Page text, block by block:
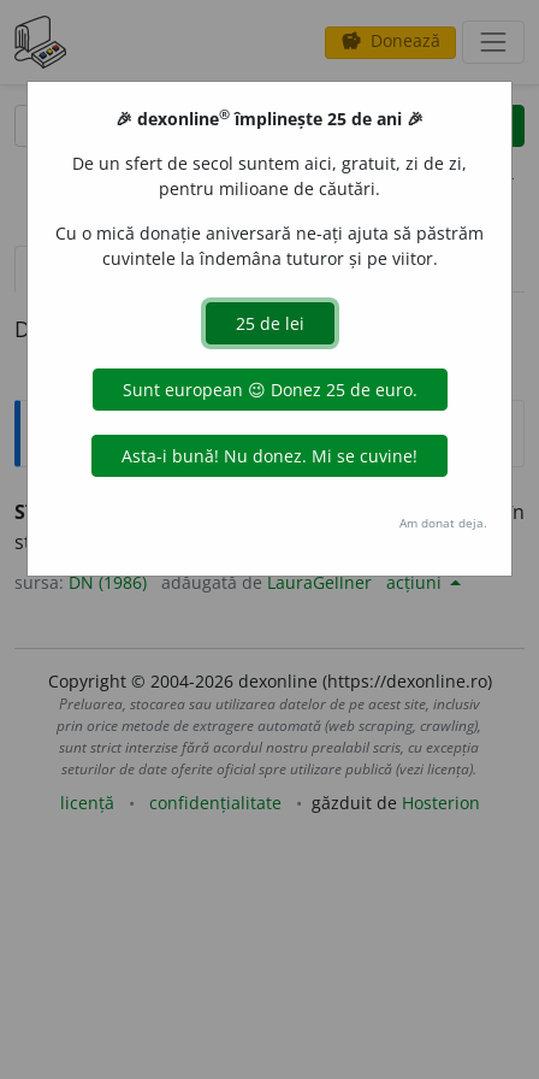
savings Donează
clear
opțiuni
definiții (1) pronunțievolume_up (17)
Definiția cu ID-ul 440065:
Explicative DEX
STOMATOL
Medic specialist în
stomatologie; dentist. [<
sursa:DN (1986) adăugată deLauraGellner acțiuni
Copyright © 2004-2026 dexonline (https://dexonline.ro)
Preluarea, stocarea sau utilizarea datelor de pe acest site, inclusiv
prin orice metode de extragere automată (web scraping, crawling),
sunt strict interzise fără acordul nostru prealabil scris, cu excepția
seturilor de date oferite oficial spre utilizare publică (vezi licența).
licență confidențialitate găzduit de Hosterion
🎉 dexonline® împlinește 25 de ani 🎉
De un sfert de secol suntem aici, gratuit, zi de zi,
pentru milioane de căutări.
Cu o mică donație aniversară ne-ați ajuta să păstrăm
cuvintele la îndemâna tuturor și pe viitor.
Am donat deja.